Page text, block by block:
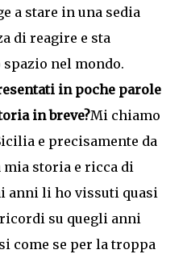
a stare in una sedia
di reagire e sta
nel mondo.
in poche parole
in breve?Mi chiamo
e precisamente da
mia storia e ricca di
anni li ho vissuti quasi
su quegli anni
come se per la troppa